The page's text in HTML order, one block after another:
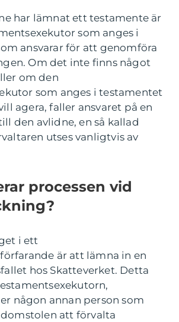
har lämnat ett testamente är
som anges i
ansvarar för att genomföra
Om det inte finns något
om den
som anges i testamentet
agera, faller ansvaret på en
den avlidne, en så kallad
utses vanligtvis av
processen vid
i ett
är att lämna in en
hos Skatteverket. Detta
någon annan person som
att förvalta